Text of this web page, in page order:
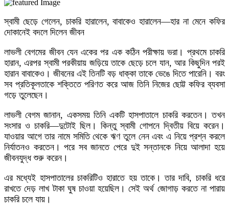
স্বামী ছেড়ে গেলেন, চাকরি হারালেন, বাবাকেও হারালেন—হার না মেনে কফির
দোকানেই বদলে দিলেন জীবন
লাভলী বেগমের জীবন যেন একের পর এক কঠিন পরীক্ষায় ভরা। প্রথমে চাকরি
হারান, এরপর স্বামী পরকীয়ায় জড়িয়ে তাকে ছেড়ে চলে যান, আর কিছুদিন পরই
হারান বাবাকেও। জীবনের এই তিনটি বড় ধাক্কা তাকে ভেঙে দিতে পারেনি। বরং
সব প্রতিকূলতাকে শক্তিতে পরিণত করে আজ তিনি নিজের ছোট্ট কফির ব্যবসা
গড়ে তুলেছেন।
লাভলী বেগম জানান, একসময় তিনি একটি হাসপাতালে চাকরি করতেন। তখন
সংসার ও চাকরি—দুটোই ছিল। কিন্তু স্বামী গোপনে দ্বিতীয় বিয়ে করেন।
যাওয়ার আগে তার নামে সমিতি থেকে ঋণ তুলে নেন এবং এ নিয়ে প্রশ্ন করলে
নির্যাতনও করতেন। পরে সব জানতে পেরে দুই সন্তানকে নিয়ে আলাদা হয়ে
জীবনযুদ্ধ শুরু করেন।
এর মধ্যেই হাসপাতালের চাকরিটিও হারাতে হয় তাকে। তার দাবি, চাকরি ধরে
রাখতে দেড় লাখ টাকা ঘুষ চাওয়া হয়েছিল। সেই অর্থ জোগাড় করতে না পারায়
চাকরি চলে যায়।